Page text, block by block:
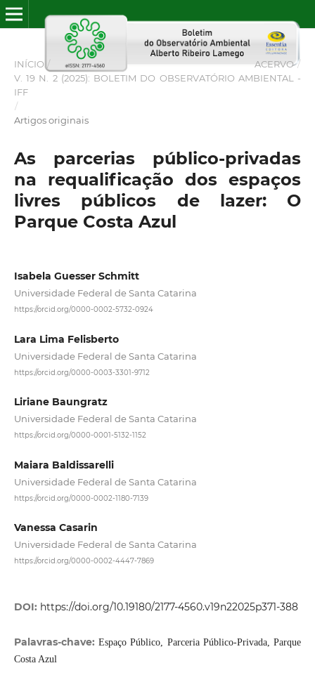
INÍCIO / ACERVO /
V. 19 N. 2 (2025): BOLETIM DO OBSERVATÓRIO AMBIENTAL -
IFF
/
Artigos originais
As parcerias público-privadas
na requalificação dos espaços
livres públicos de lazer: O
Parque Costa Azul
Isabela Guesser Schmitt
Universidade Federal de Santa Catarina
https://orcid.org/0000-0002-5732-0924
Lara Lima Felisberto
Universidade Federal de Santa Catarina
https://orcid.org/0000-0003-3301-9712
Liriane Baungratz
Universidade Federal de Santa Catarina
https://orcid.org/0000-0001-5132-1152
Maiara Baldissarelli
Universidade Federal de Santa Catarina
https://orcid.org/0000-0002-1180-7139
Vanessa Casarin
Universidade Federal de Santa Catarina
https://orcid.org/0000-0002-4447-7869
DOI: https://doi.org/10.19180/2177-4560.v19n22025p371-388
Palavras-chave:Espaço Público, Parceria Público-Privada, Parque
Costa Azul